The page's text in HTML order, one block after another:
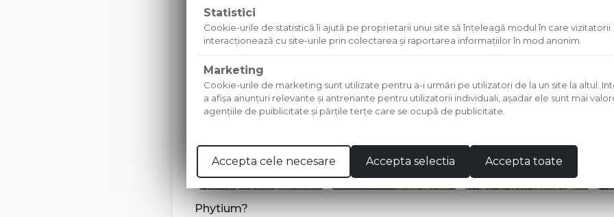
Phytium?
Statistici
Cookie-urile de statistică îi ajută pe proprietarii unui site să înţeleagă modul în care vizitatorii
interacţionează cu site-urile prin colectarea şi raportarea informaţiilor în mod anonim.
Marketing
Cookie-urile de marketing sunt utilizate pentru a-i urmări pe utilizatori de la un site la altul.
a afişa anunţuri relevante şi antrenante pentru utilizatorii individuali, aşadar ele sunt mai
agenţiile de puiblicitate şi părţile terţe care se ocupă de publicitate.
Accepta cele necesare Accepta selectia Accepta toate